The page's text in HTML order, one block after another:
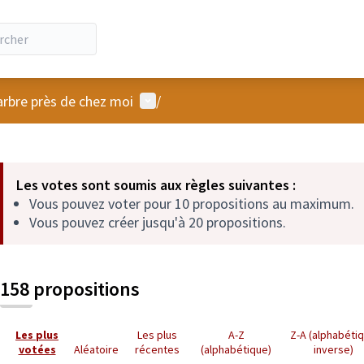
près de chez moi Menu utilisateur
/
Les votes sont soumis aux règles suivantes :
Vous pouvez voter pour 10 propositions au maximum.
Vous pouvez créer jusqu'à 20 propositions.
158 propositions
Les plus
votées
Aléatoire
Les plus
récentes
A-Z
(alphabétique)
Z-A
inverse)